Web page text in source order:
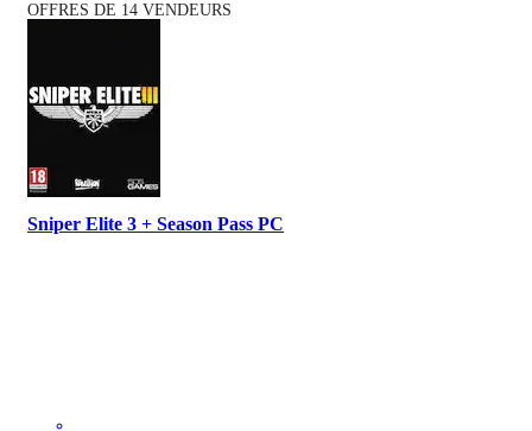
OFFRES DE 14 VENDEURS
Sniper Elite 3 + Season Pass PC